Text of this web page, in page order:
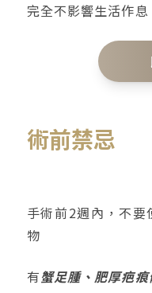
完全不影響生活作息
術前禁忌
手術前2週內，不
物
有蟹足腫、肥厚疤